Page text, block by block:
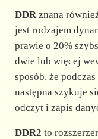
DDRznana
jest rodzajem
prawie o 20%
dwie lub więcej
sposób, że
następna szykuje
odczyt i zapis
DDR2 to